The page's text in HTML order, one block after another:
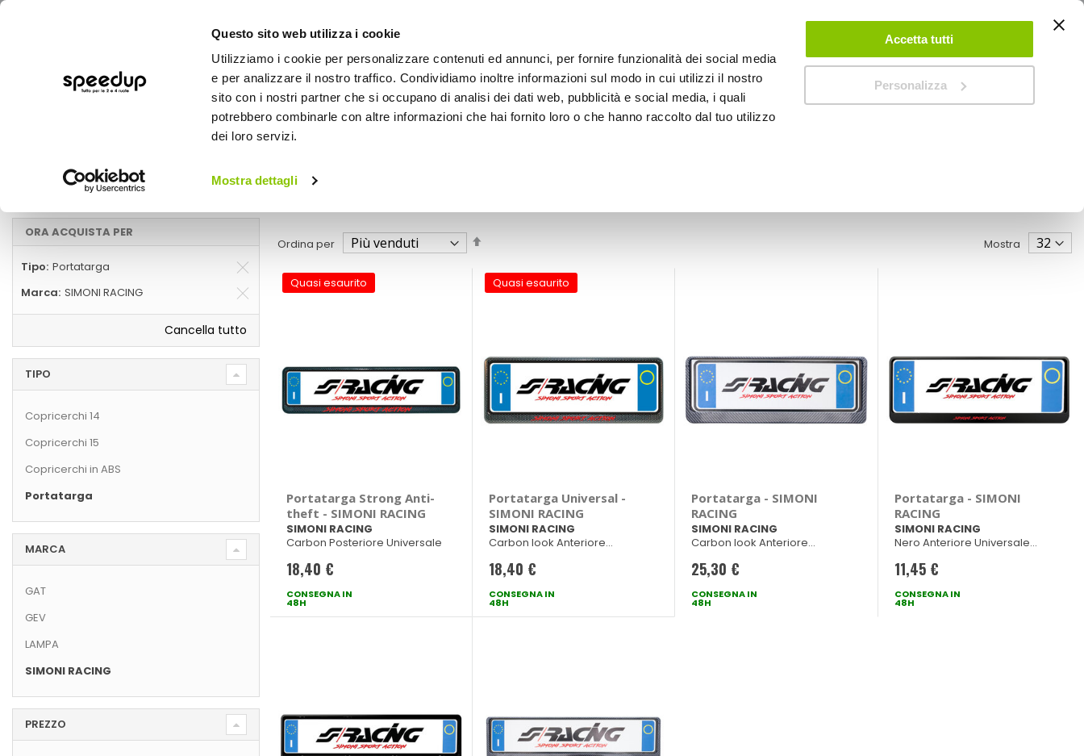
Questo sito web utilizza i cookie
Utilizziamo i cookie per personalizzare contenuti ed annunci, per fornire funzionalità dei social media
e per analizzare il nostro traffico. Condividiamo inoltre informazioni sul modo in cui utilizzi il nostro
sito con i nostri partner che si occupano di analisi dei dati web, pubblicità e social media, i quali
potrebbero combinarle con altre informazioni che hai fornito loro o che hanno raccolto dal tuo utilizzo
dei loro servizi.
Mostra dettagli
Accetta tutti
Personalizza
ACCEDI CREA UN ACCOUNT CONTATTACI
BICI OUTDOOR
Auto Accessori esterni auto
Portatarga, SIMONI RACING
Ordina per
decrescente
Mostra
Quasi esaurito
Portatarga Strong Anti-
theft - SIMONI RACING
SIMONI RACING
Carbon Posteriore Universale
18,40 €
CONSEGNA IN
48H
Quasi esaurito
Portatarga Universal -
SIMONI RACING
SIMONI RACING
Carbon look Anteriore
18,40 €
CONSEGNA IN
48H
Portatarga - SIMONI
RACING
SIMONI RACING
Carbon look Anteriore
25,30 €
CONSEGNA IN
48H
Portatarga - SIMONI
RACING
SIMONI RACING
Nero Anteriore Universale
11,45 €
CONSEGNA IN
48H
ORA ACQUISTA PER
Tipo Portatarga
Marca SIMONI RACING
Cancella tutto
TIPO
Copricerchi 14
Copricerchi 15
Copricerchi in ABS
Portatarga
MARCA
GAT
GEV
LAMPA
SIMONI RACING
PREZZO